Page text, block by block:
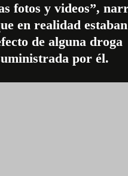
fotos y videos”,
en realidad
de alguna droga
por él.